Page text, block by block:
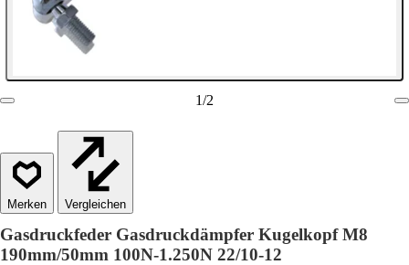
1/2
Vergleichen
Gasdruckfeder Gasdruckdämpfer Kugelkopf M8
190mm/50mm 100N-1.250N 22/10-12